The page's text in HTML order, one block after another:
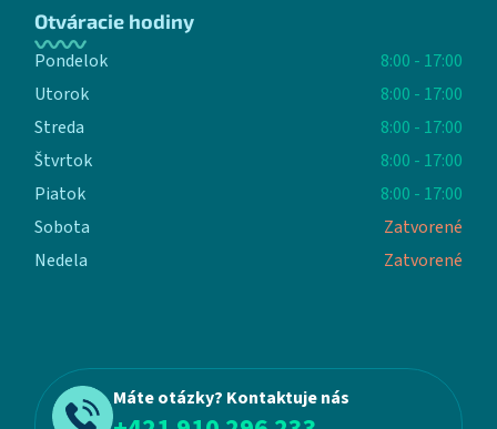
Otváracie hodiny
Pondelok
8:00 - 17:00
Utorok
8:00 - 17:00
Streda
8:00 - 17:00
Štvrtok
8:00 - 17:00
Piatok
8:00 - 17:00
Sobota
Zatvorené
Nedela
Zatvorené
Máte otázky? Kontaktuje nás